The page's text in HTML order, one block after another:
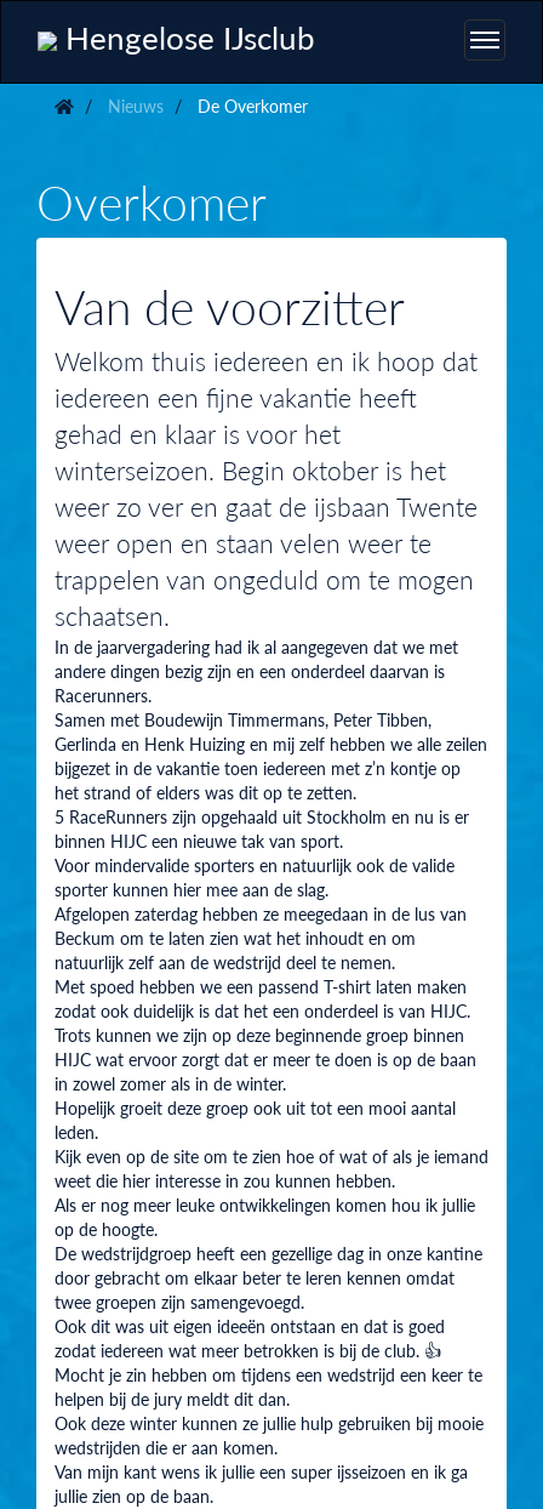
Hengelose IJsclub
Nieuws De Overkomer
Overkomer
Van de voorzitter
Welkom thuis iedereen en ik hoop dat
iedereen een fijne vakantie heeft
gehad en klaar is voor het
winterseizoen. Begin oktober is het
weer zo ver en gaat de ijsbaan Twente
weer open en staan velen weer te
trappelen van ongeduld om te mogen
schaatsen.
In de jaarvergadering had ik al aangegeven dat we met
andere dingen bezig zijn en een onderdeel daarvan is
Racerunners.
Samen met Boudewijn Timmermans, Peter Tibben,
Gerlinda en Henk Huizing en mij zelf hebben we alle zeilen
bijgezet in de vakantie toen iedereen met z’n kontje op
het strand of elders was dit op te zetten.
5 RaceRunners zijn opgehaald uit Stockholm en nu is er
binnen HIJC een nieuwe tak van sport.
Voor mindervalide sporters en natuurlijk ook de valide
sporter kunnen hier mee aan de slag.
Afgelopen zaterdag hebben ze meegedaan in de lus van
Beckum om te laten zien wat het inhoudt en om
natuurlijk zelf aan de wedstrijd deel te nemen.
Met spoed hebben we een passend T-shirt laten maken
zodat ook duidelijk is dat het een onderdeel is van HIJC.
Trots kunnen we zijn op deze beginnende groep binnen
HIJC wat ervoor zorgt dat er meer te doen is op de baan
in zowel zomer als in de winter.
Hopelijk groeit deze groep ook uit tot een mooi aantal
leden.
Kijk even op de site om te zien hoe of wat of als je iemand
weet die hier interesse in zou kunnen hebben.
Als er nog meer leuke ontwikkelingen komen hou ik jullie
op de hoogte.
De wedstrijdgroep heeft een gezellige dag in onze kantine
door gebracht om elkaar beter te leren kennen omdat
twee groepen zijn samengevoegd.
Ook dit was uit eigen ideeën ontstaan en dat is goed
zodat iedereen wat meer betrokken is bij de club. 👍
Mocht je zin hebben om tijdens een wedstrijd een keer te
helpen bij de jury meldt dit dan.
Ook deze winter kunnen ze jullie hulp gebruiken bij mooie
wedstrijden die er aan komen.
Van mijn kant wens ik jullie een super ijsseizoen en ik ga
jullie zien op de baan.